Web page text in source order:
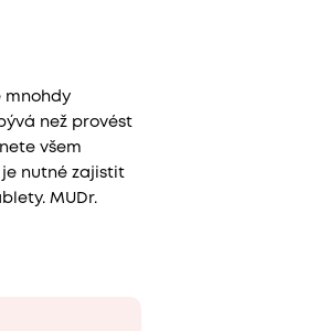
mnohdy
než provést
všem
nutné zajistit
MUDr.